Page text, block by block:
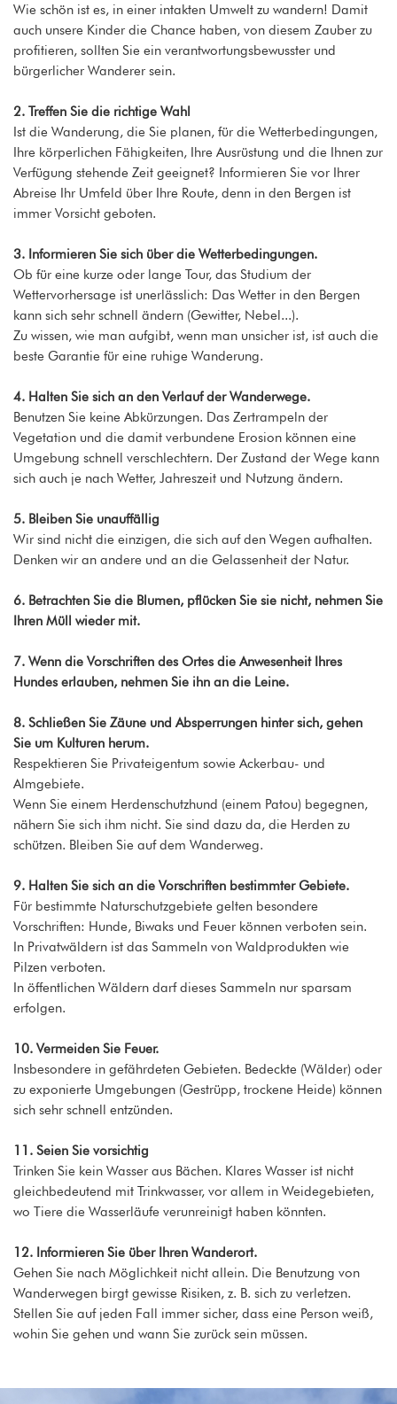
Wie schön ist es, in einer intakten Umwelt zu wandern! Damit
auch unsere Kinder die Chance haben, von diesem Zauber zu
profitieren, sollten Sie ein verantwortungsbewusster und
bürgerlicher Wanderer sein.
2. Treffen Sie die richtige Wahl
Ist die Wanderung, die Sie planen, für die Wetterbedingungen,
Ihre körperlichen Fähigkeiten, Ihre Ausrüstung und die Ihnen zur
Verfügung stehende Zeit geeignet? Informieren Sie vor Ihrer
Abreise Ihr Umfeld über Ihre Route, denn in den Bergen ist
immer Vorsicht geboten.
3. Informieren Sie sich über die Wetterbedingungen.
Ob für eine kurze oder lange Tour, das Studium der
Wettervorhersage ist unerlässlich: Das Wetter in den Bergen
kann sich sehr schnell ändern (Gewitter, Nebel...).
Zu wissen, wie man aufgibt, wenn man unsicher ist, ist auch die
beste Garantie für eine ruhige Wanderung.
4. Halten Sie sich an den Verlauf der Wanderwege.
Benutzen Sie keine Abkürzungen. Das Zertrampeln der
Vegetation und die damit verbundene Erosion können eine
Umgebung schnell verschlechtern. Der Zustand der Wege kann
sich auch je nach Wetter, Jahreszeit und Nutzung ändern.
5. Bleiben Sie unauffällig
Wir sind nicht die einzigen, die sich auf den Wegen aufhalten.
Denken wir an andere und an die Gelassenheit der Natur.
6. Betrachten Sie die Blumen, pflücken Sie sie nicht, nehmen Sie
Ihren Müll wieder mit.
7. Wenn die Vorschriften des Ortes die Anwesenheit Ihres
Hundes erlauben, nehmen Sie ihn an die Leine.
8. Schließen Sie Zäune und Absperrungen hinter sich, gehen
Sie um Kulturen herum.
Respektieren Sie Privateigentum sowie Ackerbau- und
Almgebiete.
Wenn Sie einem Herdenschutzhund (einem Patou) begegnen,
nähern Sie sich ihm nicht. Sie sind dazu da, die Herden zu
schützen. Bleiben Sie auf dem Wanderweg.
9. Halten Sie sich an die Vorschriften bestimmter Gebiete.
Für bestimmte Naturschutzgebiete gelten besondere
Vorschriften: Hunde, Biwaks und Feuer können verboten sein.
In Privatwäldern ist das Sammeln von Waldprodukten wie
Pilzen verboten.
In öffentlichen Wäldern darf dieses Sammeln nur sparsam
erfolgen.
10. Vermeiden Sie Feuer.
Insbesondere in gefährdeten Gebieten. Bedeckte (Wälder) oder
zu exponierte Umgebungen (Gestrüpp, trockene Heide) können
sich sehr schnell entzünden.
11. Seien Sie vorsichtig
Trinken Sie kein Wasser aus Bächen. Klares Wasser ist nicht
gleichbedeutend mit Trinkwasser, vor allem in Weidegebieten,
wo Tiere die Wasserläufe verunreinigt haben könnten.
12. Informieren Sie über Ihren Wanderort.
Gehen Sie nach Möglichkeit nicht allein. Die Benutzung von
Wanderwegen birgt gewisse Risiken, z. B. sich zu verletzen.
Stellen Sie auf jeden Fall immer sicher, dass eine Person weiß,
wohin Sie gehen und wann Sie zurück sein müssen.